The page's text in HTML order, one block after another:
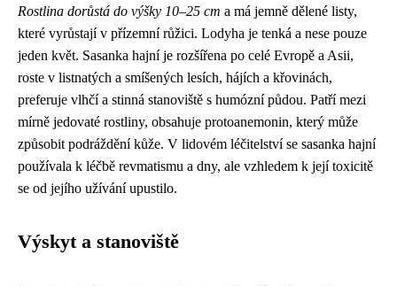
Rostlina dorůstá do výšky 10–25 cm a má jemně dělené listy,
které vyrůstají v přízemní růžici. Lodyha je tenká a nese pouze
jeden květ. Sasanka hajní je rozšířena po celé Evropě a Asii,
roste v listnatých a smíšených lesích, hájích a křovinách,
preferuje vlhčí a stinná stanoviště s humózní půdou. Patří mezi
mírně jedovaté rostliny, obsahuje protoanemonin, který může
způsobit podráždění kůže. V lidovém léčitelství se sasanka hajní
používala k léčbě revmatismu a dny, ale vzhledem k její toxicitě
se od jejího užívání upustilo.
Výskyt a stanoviště